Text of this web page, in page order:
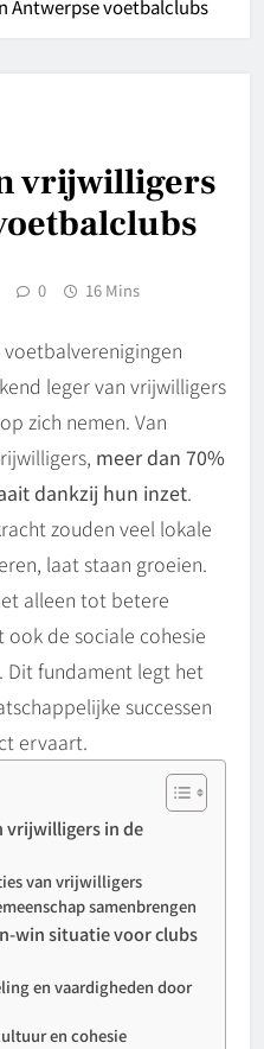
Antwerpse voetbalclubs
vrijwilligers
0 16 Mins
leger van vrijwilligers
zich nemen. Van
meer dan 70%
dankzij hun inzet.
zouden veel lokale
laat staan groeien.
alleen tot betere
de sociale cohesie
Dit fundament legt het
successen
ervaart.
vrijwilligers in de
van vrijwilligers
samenbrengen
win situatie voor clubs
en vaardigheden door
en cohesie